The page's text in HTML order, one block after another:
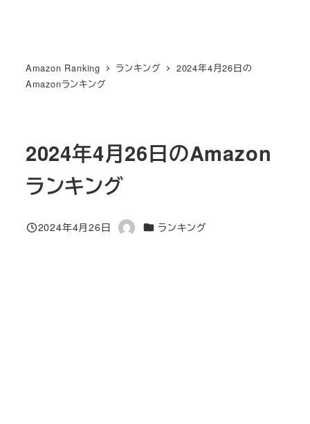
Amazon Ranking ランキング
2024年4月26日の
Amazonランキング
2024年4月26日のAmazon
ランキング
投稿日
2024年4月26日
著
カテゴリー
ランキング